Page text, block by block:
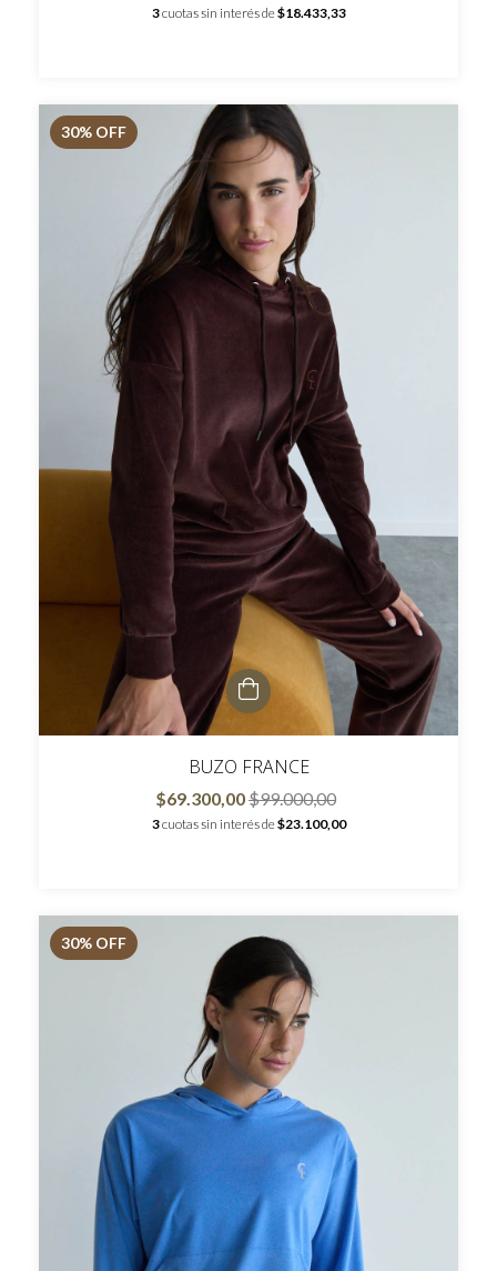
3cuotas sin interés de$18.433,33
30% OFF
BUZO FRANCE
$69.300,00$99.000,00
3cuotas sin interés de$23.100,00
30% OFF